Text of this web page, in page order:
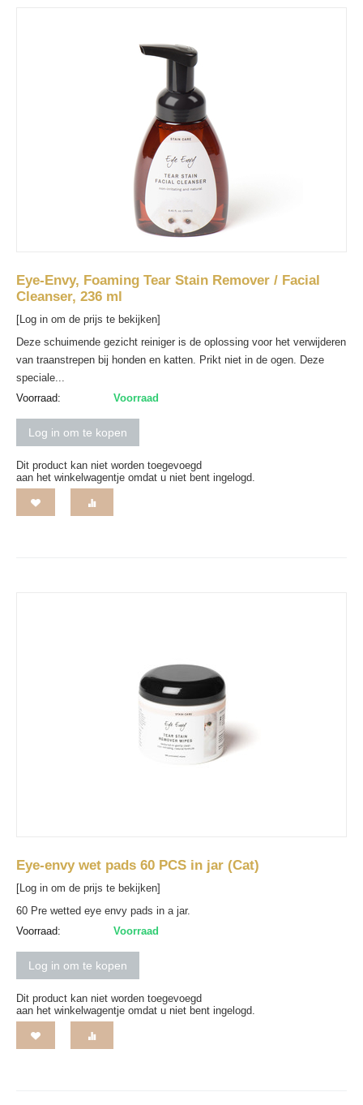
Eye-Envy, Foaming Tear Stain Remover / Facial
Cleanser, 236 ml
[Log in om de prijs te bekijken]
Deze schuimende gezicht reiniger is de oplossing voor het verwijderen
van traanstrepen bij honden en katten. Prikt niet in de ogen. Deze
speciale...
Voorraad:
Voorraad
Log in om te kopen
Dit product kan niet worden toegevoegd
aan het winkelwagentje omdat u niet bent ingelogd.
Eye-envy wet pads 60 PCS in jar (Cat)
[Log in om de prijs te bekijken]
60 Pre wetted eye envy pads in a jar.
Voorraad:
Voorraad
Log in om te kopen
Dit product kan niet worden toegevoegd
aan het winkelwagentje omdat u niet bent ingelogd.